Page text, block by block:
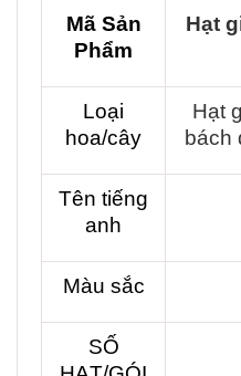
Mã Sản
Phẩm
Hạt
Loại
hoa/cây
Hạt
bách
Tên tiếng
anh
Màu sắc
SỐ